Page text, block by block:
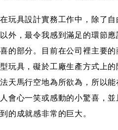
在玩具設計實務工作中，除了
以外，最令我感到滿足的環節
喜的部分。目前在公司裡主要
型玩具，礙於工廠生產方式上
法天馬行空地為所欲為，所以
人會心一笑或感動的小驚喜，
到的成就感非常的巨大。